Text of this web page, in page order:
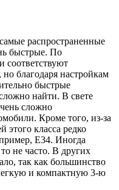
распространенные
быстрые. По
соответствуют
благодаря настройкам
быстрые
найти. В свете
сложно
Кроме того, из-за
этого класса редко
Е34. Иногда
не часто. В других
так как большинство
и компактную 3-ю